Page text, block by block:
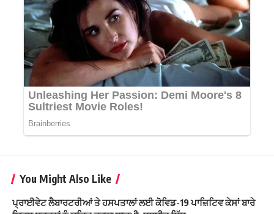
You Might Also Like
ਪ੍ਰਾਈਵੇਟ ਲੈਬਾਰਟਰੀਆਂ ਤੇ ਹਸਪਤਾਲਾਂ ਲਈ ਕੋਵਿਡ-19 ਪਾਜ਼ਿਟਿਵ ਕੇਸਾਂ ਬਾਰੇ